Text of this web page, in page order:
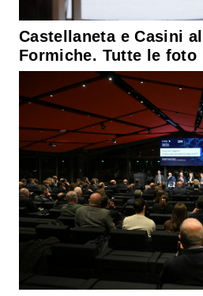
Castellaneta e Casini
Formiche. Tutte le foto